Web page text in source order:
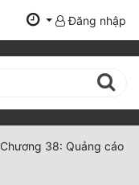
Đăng nhập
Chương 38: Quảng cáo